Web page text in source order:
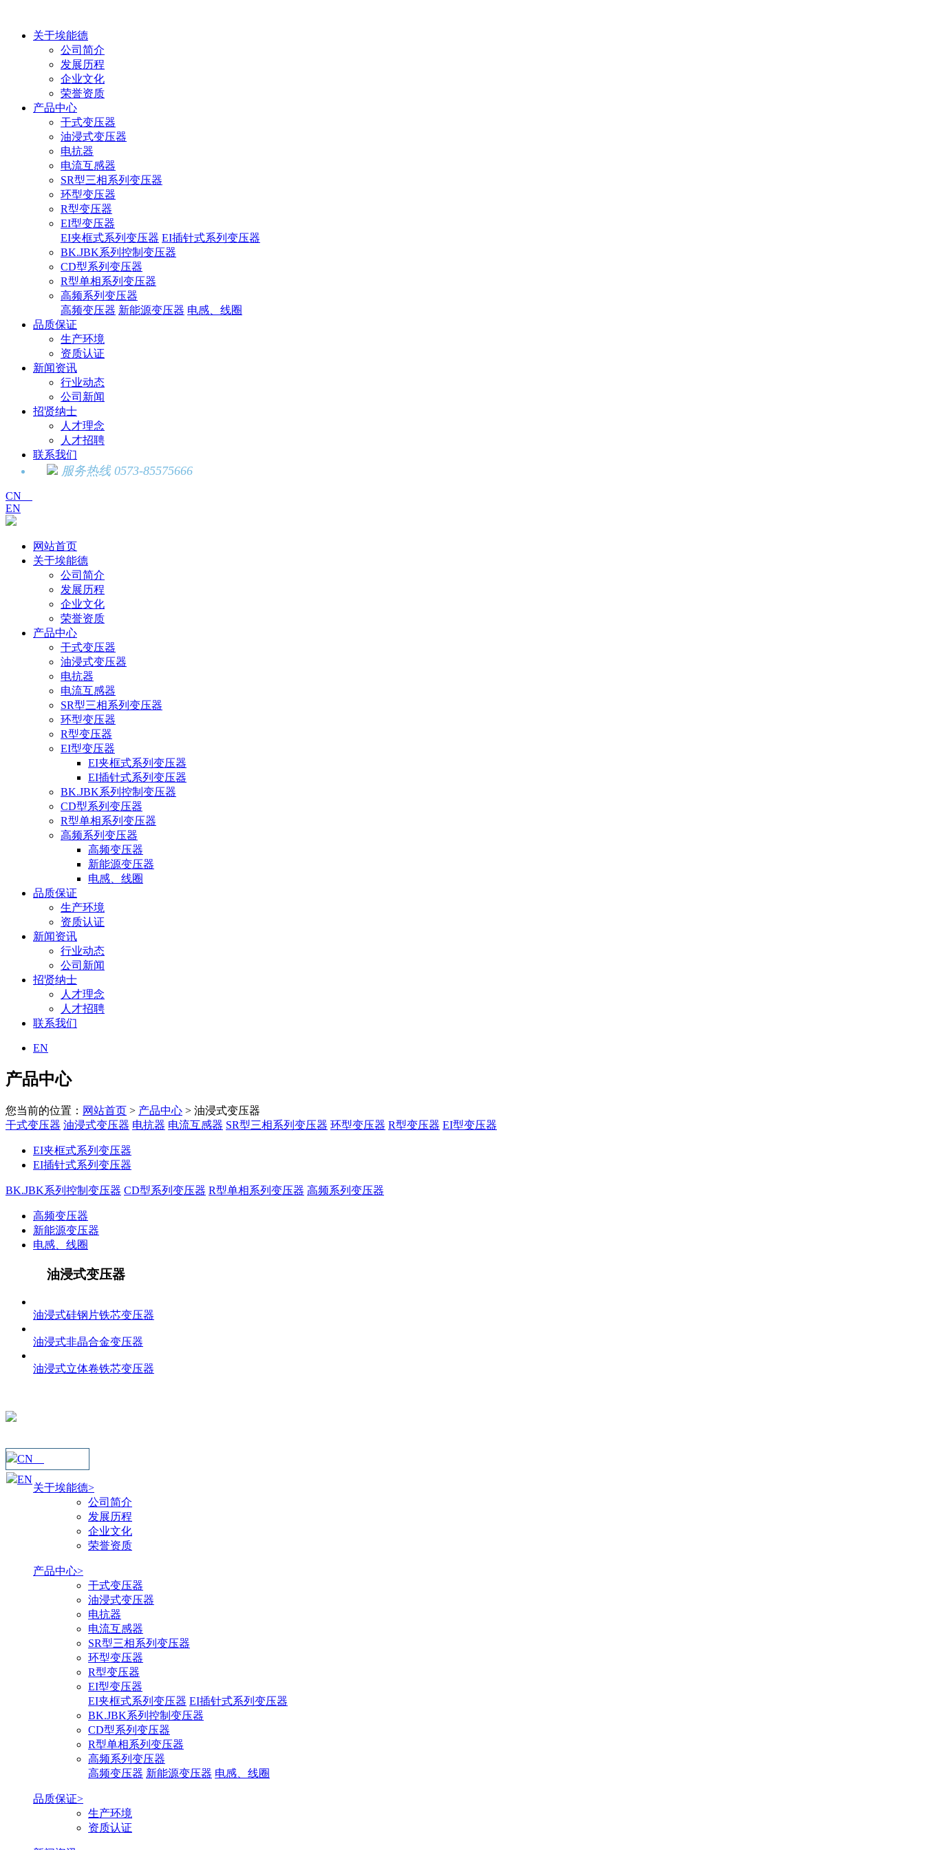
关于埃能德
公司简介
发展历程
企业文化
荣誉资质
产品中心
干式变压器
油浸式变压器
电抗器
电流互感器
SR型三相系列变压器
环型变压器
R型变压器
EI型变压器
EI夹框式系列变压器 EI插针式系列变压器
BK.JBK系列控制变压器
CD型系列变压器
R型单相系列变压器
高频系列变压器
高频变压器 新能源变压器 电感、线圈
品质保证
生产环境
资质认证
新闻资讯
行业动态
公司新闻
招贤纳士
人才理念
人才招聘
联系我们
服务热线 0573-85575666
CN
EN
网站首页
关于埃能德
公司简介
发展历程
企业文化
荣誉资质
产品中心
干式变压器
油浸式变压器
电抗器
电流互感器
SR型三相系列变压器
环型变压器
R型变压器
EI型变压器
EI夹框式系列变压器
EI插针式系列变压器
BK.JBK系列控制变压器
CD型系列变压器
R型单相系列变压器
高频系列变压器
高频变压器
新能源变压器
电感、线圈
品质保证
生产环境
资质认证
新闻资讯
行业动态
公司新闻
招贤纳士
人才理念
人才招聘
联系我们
EN
产品中心
您当前的位置： 网站首页 > 产品中心 > 油浸式变压器
干式变压器 油浸式变压器 电抗器 电流互感器 SR型三相系列变压器 环型变压器 R型变压器 EI型变压器
EI夹框式系列变压器
EI插针式系列变压器
BK.JBK系列控制变压器 CD型系列变压器 R型单相系列变压器 高频系列变压器
高频变压器
新能源变压器
电感、线圈
油浸式变压器
油浸式硅钢片铁芯变压器
油浸式非晶合金变压器
油浸式立体卷铁芯变压器
CN
EN
关于埃能德>
公司简介
发展历程
企业文化
荣誉资质
产品中心>
干式变压器
油浸式变压器
电抗器
电流互感器
SR型三相系列变压器
环型变压器
R型变压器
EI型变压器
EI夹框式系列变压器 EI插针式系列变压器
BK.JBK系列控制变压器
CD型系列变压器
R型单相系列变压器
高频系列变压器
高频变压器 新能源变压器 电感、线圈
品质保证>
生产环境
资质认证